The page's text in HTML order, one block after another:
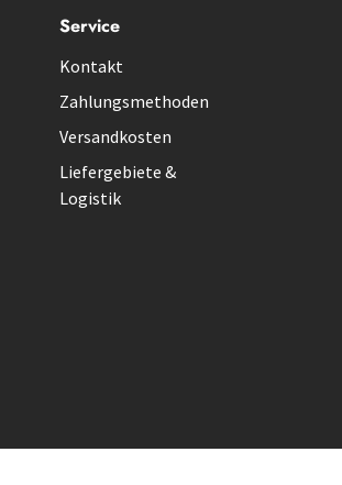
Service
Kontakt
Zahlungsmethoden
Versandkosten
Liefergebiete &
Logistik